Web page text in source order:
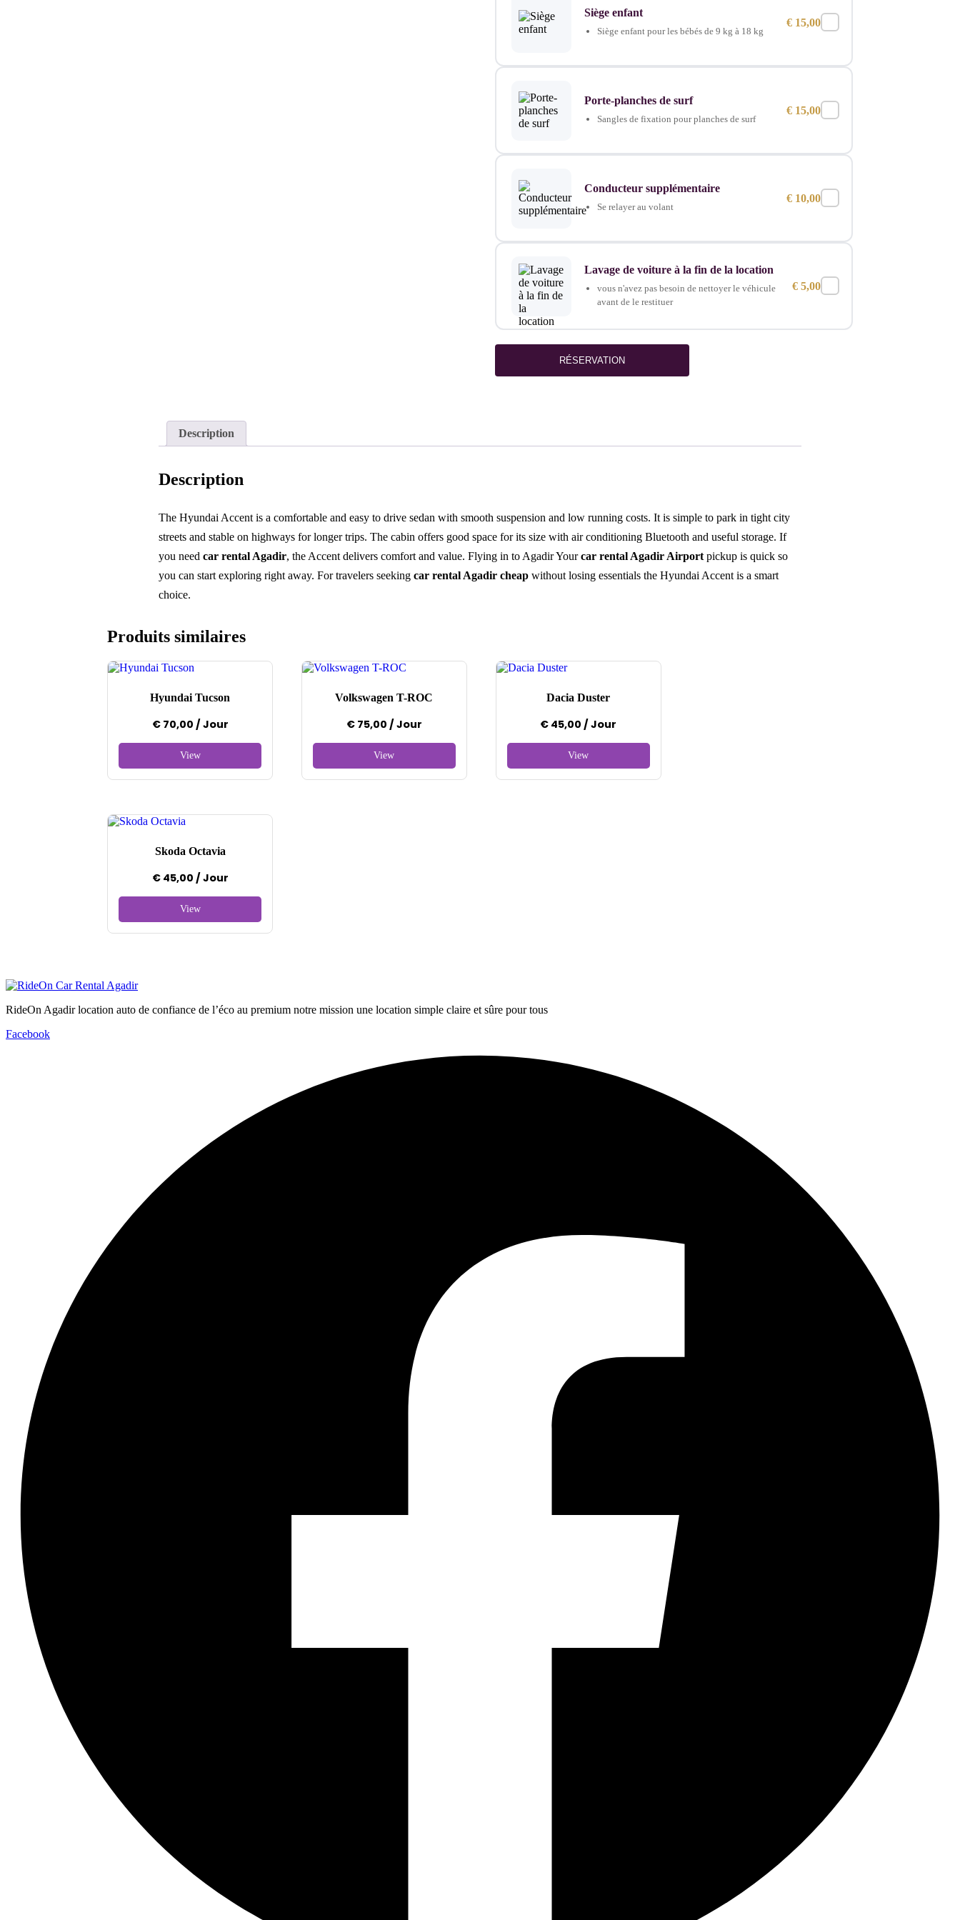
Siège enfant
Siège enfant pour les bébés de 9 kg à 18 kg
€15,00
Porte-planches de surf
Sangles de fixation pour planches de surf
€15,00
Conducteur supplémentaire
Se relayer au volant
€10,00
Lavage de voiture à la fin de la location
vous n'avez pas besoin de nettoyer le véhicule
avant de le restituer
€5,00
RÉSERVATION
Description
Description
The Hyundai Accent is a comfortable and easy to drive sedan with smooth suspension and low running costs. It is simple to park in tight city
streets and stable on highways for longer trips. The cabin offers good space for its size with air conditioning Bluetooth and useful storage. If
you need car rental Agadir, the Accent delivers comfort and value. Flying in to Agadir Yourcar rental Agadir Airport pickup is quick so
you can start exploring right away. For travelers seeking car rental Agadir cheap without losing essentials the Hyundai Accent is a smart
choice.
Produits similaires
Hyundai Tucson
€70,00 / Jour
Volkswagen T-ROC
€75,00 / Jour
Dacia Duster
€ 45,00 / Jour
Skoda Octavia
€45,00 / Jour
RideOn Agadir location auto de confiance de l’éco au premium notre mission une location simple claire et sûre pour tous
Facebook